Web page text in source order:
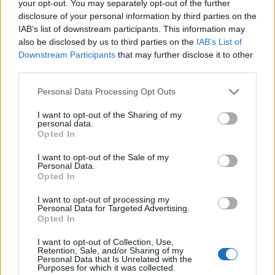
your opt-out. You may separately opt-out of the further
disclosure of your personal information by third parties on the
IAB’s list of downstream participants. This information may
also be disclosed by us to third parties on the IAB’s List of
Downstream Participants that may further disclose it to other
Personal Data Processing Opt Outs
I want to opt-out of the Sharing of my
personal data.
Opted In
I want to opt-out of the Sale of my
Personal Data.
Opted In
I want to opt-out of processing my
Personal Data for Targeted Advertising.
Opted In
I want to opt-out of Collection, Use,
Retention, Sale, and/or Sharing of my
Personal Data that Is Unrelated with the
Purposes for which it was collected.
TAIP PAT SKAITYKITE
Klaipėda Klaipėda